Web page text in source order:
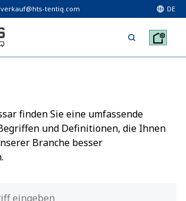
verkauf@hts-tentiq.com DE
finden Sie eine umfassende
und Definitionen, die Ihnen
Branche besser